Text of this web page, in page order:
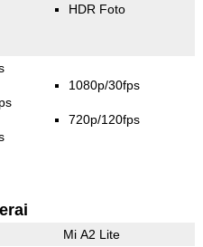
HDR Foto
1080p/30fps
720p/120fps
Mi A2 Lite